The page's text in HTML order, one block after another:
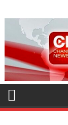
to
content